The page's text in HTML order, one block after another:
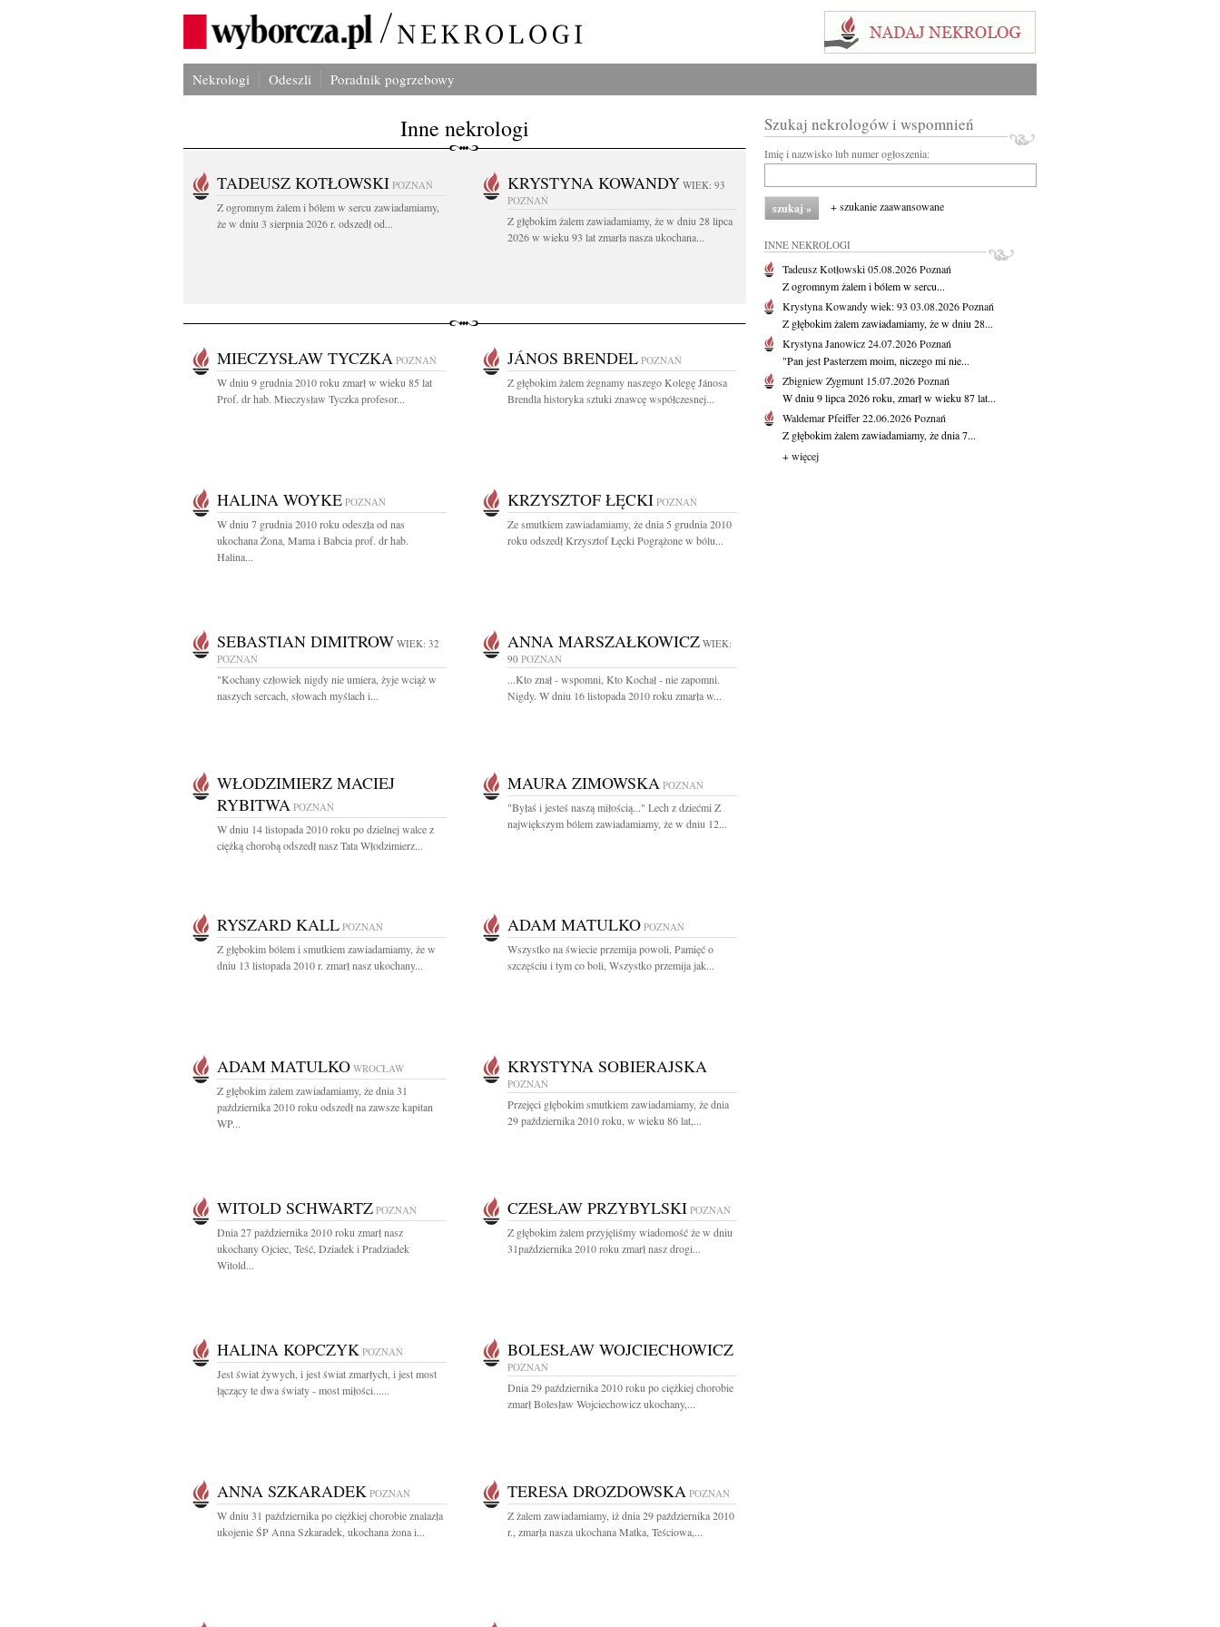
Nekrologi Odeszli Poradnik pogrzebowy
Inne nekrologi
TADEUSZ KOTŁOWSKI POZNAŃ
Z ogromnym żalem i bólem w sercu zawiadamiamy,
że w dniu 3 sierpnia 2026 r. odszedł od...
KRYSTYNA KOWANDY WIEK: 93
POZNAŃ
Z głębokim żalem zawiadamiamy, że w dniu 28 lipca
2026 w wieku 93 lat zmarła nasza ukochana...
MIECZYSŁAW TYCZKA POZNAŃ
W dniu 9 grudnia 2010 roku zmarł w wieku 85 lat
Prof. dr hab. Mieczysław Tyczka profesor...
JÁNOS BRENDEL POZNAŃ
Z głębokim żalem żegnamy naszego Kolegę Jánosa
Brendla historyka sztuki znawcę współczesnej...
HALINA WOYKE POZNAŃ
W dniu 7 grudnia 2010 roku odeszła od nas
ukochana Żona, Mama i Babcia prof. dr hab.
Halina...
KRZYSZTOF ŁĘCKI POZNAŃ
Ze smutkiem zawiadamiamy, że dnia 5 grudnia 2010
roku odszedł Krzysztof Łęcki Pogrążone w bólu...
SEBASTIAN DIMITROW WIEK: 32
POZNAŃ
"Kochany człowiek nigdy nie umiera, żyje wciąż w
naszych sercach, słowach myślach i...
ANNA MARSZAŁKOWICZ WIEK:
90 POZNAŃ
...Kto znał - wspomni, Kto Kochał - nie zapomni.
Nigdy. W dniu 16 listopada 2010 roku zmarła w...
WŁODZIMIERZ MACIEJ
RYBITWA POZNAŃ
W dniu 14 listopada 2010 roku po dzielnej walce z
ciężką chorobą odszedł nasz Tata Włodzimierz...
MAURA ZIMOWSKA POZNAŃ
"Byłaś i jesteś naszą miłością..." Lech z dziećmi Z
największym bólem zawiadamiamy, że w dniu 12...
RYSZARD KALL POZNAŃ
Z głębokim bólem i smutkiem zawiadamiamy, że w
dniu 13 listopada 2010 r. zmarł nasz ukochany...
ADAM MATULKO POZNAŃ
Wszystko na świecie przemija powoli, Pamięć o
szczęściu i tym co boli, Wszystko przemija jak...
ADAM MATULKO WROCŁAW
Z głębokim żalem zawiadamiamy, że dnia 31
października 2010 roku odszedł na zawsze kapitan
WP...
KRYSTYNA SOBIERAJSKA
POZNAŃ
Przejęci głębokim smutkiem zawiadamiamy, że dnia
29 października 2010 roku, w wieku 86 lat,...
WITOLD SCHWARTZ POZNAŃ
Dnia 27 października 2010 roku zmarł nasz
ukochany Ojciec, Teść, Dziadek i Pradziadek
Witold...
CZESŁAW PRZYBYLSKI POZNAŃ
Z głębokim żalem przyjęliśmy wiadomość że w dniu
31października 2010 roku zmarł nasz drogi...
HALINA KOPCZYK POZNAŃ
Jest świat żywych, i jest świat zmarłych, i jest most
łączący te dwa światy - most miłości......
BOLESŁAW WOJCIECHOWICZ
POZNAŃ
Dnia 29 października 2010 roku po ciężkiej chorobie
zmarł Bolesław Wojciechowicz ukochany,...
ANNA SZKARADEK POZNAŃ
W dniu 31 października po ciężkiej chorobie znalazła
ukojenie ŚP Anna Szkaradek, ukochana żona i...
TERESA DROZDOWSKA POZNAŃ
Z żalem zawiadamiamy, iż dnia 29 października 2010
r., zmarła nasza ukochana Matka, Teściowa,...
Szukaj nekrologów i wspomnień
Imię i nazwisko lub numer ogłoszenia:
+ szukanie zaawansowane
INNE NEKROLOGI
Tadeusz Kotłowski05.08.2026Poznań
Z ogromnym żalem i bólem w sercu...
Krystyna Kowandywiek: 93 03.08.2026Poznań
Z głębokim żalem zawiadamiamy, że w dniu 28...
Krystyna Janowicz24.07.2026Poznań
"Pan jest Pasterzem moim, niczego mi nie...
Zbigniew Zygmunt 15.07.2026Poznań
W dniu 9 lipca 2026 roku, zmarł w wieku 87 lat...
Waldemar Pfeiffer22.06.2026Poznań
Z głębokim żalem zawiadamiamy, że dnia 7...
+ więcej